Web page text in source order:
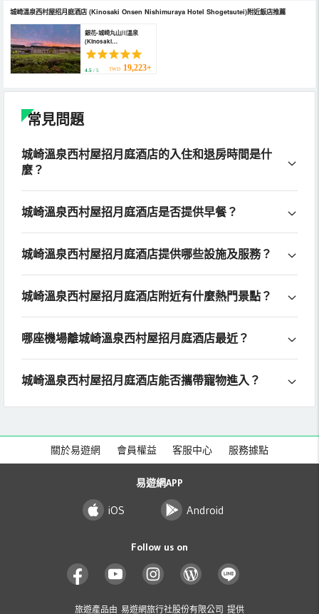
城崎溫泉西村屋招月庭酒店(Kinosaki Onsen Nishimuraya Hotel Shogetsutei)附近飯店推薦
銀花-城崎丸山川溫泉
(Kinosaki
Maruyamagawa Onsen
Ginka（Preschool
children not
4.5 / 5 TWD 19,223+
常見問題
城崎溫泉西村屋招月庭酒店的入住和退房時間是什
麼？
城崎溫泉西村屋招月庭酒店是否提供早餐？
城崎溫泉西村屋招月庭酒店提供哪些設施及服務？
城崎溫泉西村屋招月庭酒店附近有什麼熱門景點？
哪座機場離城崎溫泉西村屋招月庭酒店最近？
城崎溫泉西村屋招月庭酒店能否攜帶寵物進入？
關於易遊網 會員權益 客服中心 服務據點
易遊網APP
iOS Android
Follow us on
旅遊產品由 易遊網旅行社股份有限公司 提供